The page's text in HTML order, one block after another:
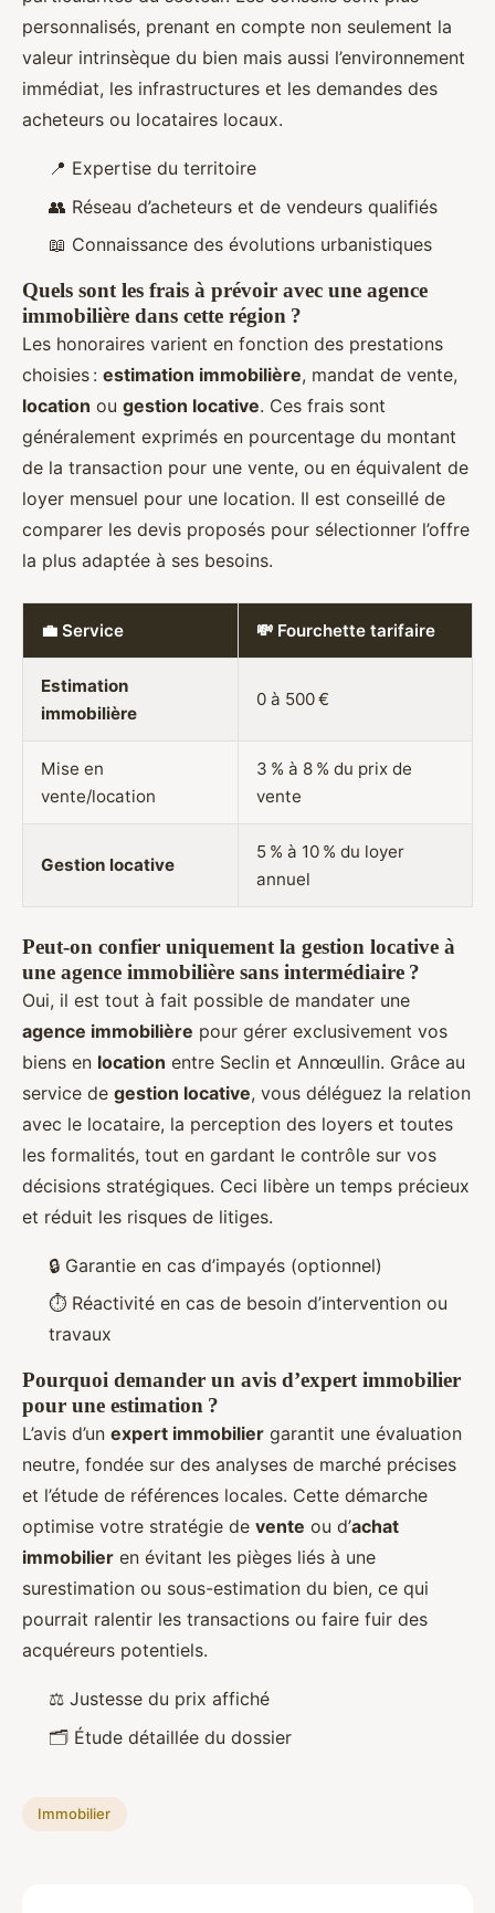
personnalisés, prenant en compte non seulement la
valeur intrinsèque du bien mais aussi l’environnement
immédiat, les infrastructures et les demandes des
acheteurs ou locataires locaux.
📍 Expertise du territoire
👥 Réseau d’acheteurs et de vendeurs qualifiés
📖 Connaissance des évolutions urbanistiques
Quels sont les frais à prévoir avec une agence
immobilière dans cette région ?
Les honoraires varient en fonction des prestations
choisies : estimation immobilière, mandat de vente,
location ou gestion locative. Ces frais sont
généralement exprimés en pourcentage du montant
de la transaction pour une vente, ou en équivalent de
loyer mensuel pour une location. Il est conseillé de
comparer les devis proposés pour sélectionner l’offre
la plus adaptée à ses besoins.
💼 Service 💸 Fourchette tarifaire
Estimation
immobilière
0 à 500 €
Mise en
vente/location
3 % à 8 % du prix de
vente
Gestion locative
5 % à 10 % du loyer
annuel
Peut-on confier uniquement la gestion locative à
une agence immobilière sans intermédiaire ?
Oui, il est tout à fait possible de mandater une
agence immobilière pour gérer exclusivement vos
biens en location entre Seclin et Annœullin. Grâce au
service de gestion locative, vous déléguez la relation
avec le locataire, la perception des loyers et toutes
les formalités, tout en gardant le contrôle sur vos
décisions stratégiques. Ceci libère un temps précieux
et réduit les risques de litiges.
🔒 Garantie en cas d’impayés (optionnel)
⏱ Réactivité en cas de besoin d’intervention ou
travaux
Pourquoi demander un avis d’expert immobilier
pour une estimation ?
L’avis d’un expert immobilier garantit une évaluation
neutre, fondée sur des analyses de marché précises
et l’étude de références locales. Cette démarche
optimise votre stratégie de vente ou d’achat
immobilier en évitant les pièges liés à une
surestimation ou sous-estimation du bien, ce qui
pourrait ralentir les transactions ou faire fuir des
acquéreurs potentiels.
⚖️ Justesse du prix affiché
🗂 Étude détaillée du dossier
Immobilier